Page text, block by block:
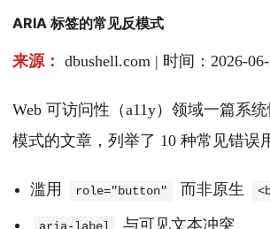
ARIA 标签的常见反模式
来源： dbushell.com | 时间：2026-
Web 可访问性（a11y）领域一篇系
模式的文章，列举了 10 种常见错误
滥用 role="button" 而非原生
与可见文本冲突